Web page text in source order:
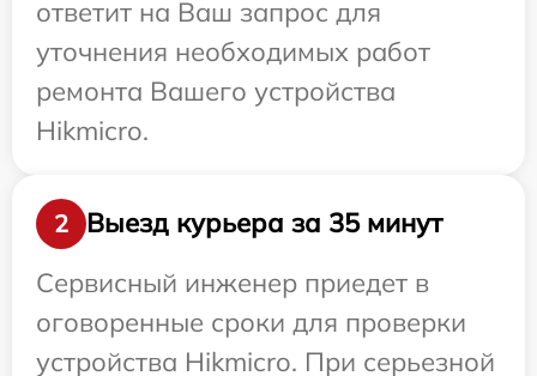
ответит на Ваш запрос для
уточнения необходимых работ
ремонта Вашего устройства
Hikmicro.
2
Выезд курьера за 35 минут
Сервисный инженер приедет в
оговоренные сроки для проверки
устройства Hikmicro. При серьезной